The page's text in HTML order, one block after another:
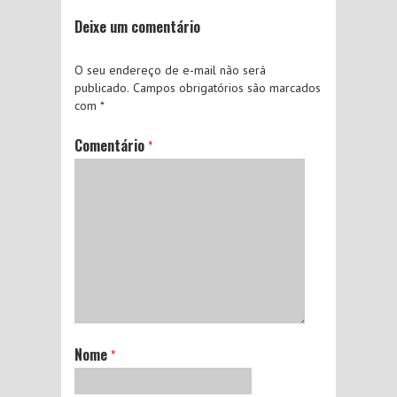
Deixe um comentário
O seu endereço de e-mail não será
publicado. Campos obrigatórios são marcados
com *
Comentário *
Nome *